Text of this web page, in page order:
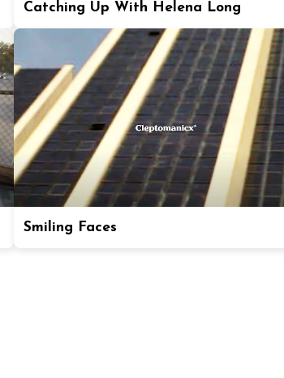
Catching Up With Helena Long
Smiling Faces